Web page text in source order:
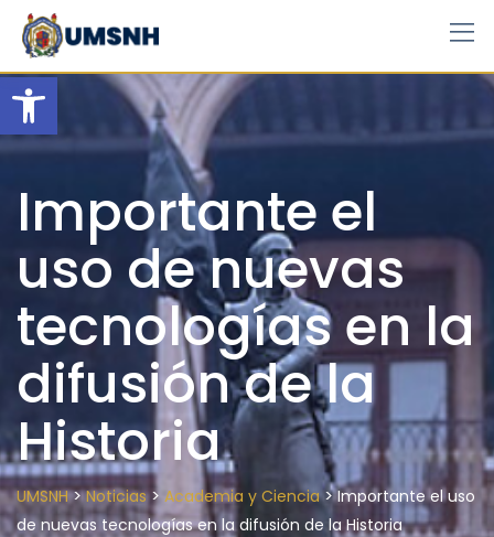
Open toolbar
Skip
content
Importante el
uso de nuevas
tecnologías en la
difusión de la
Historia
UMSNH>Noticias> Academia y Ciencia>Importante el uso
de nuevas tecnologías en la difusión de la Historia